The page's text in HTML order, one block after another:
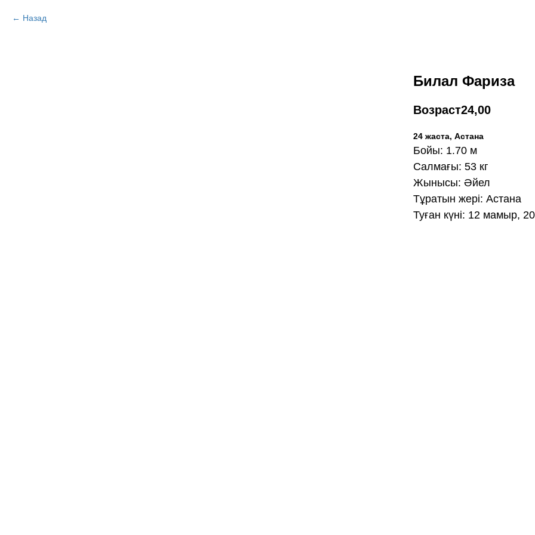
Назад
Билал Фариза
Возраст24,00
24 жаста, Астана
Бойы: 1.70 м
Салмағы: 53 кг
Жынысы: Әйел
Тұратын жері: Астана
Туған күні: 12 мамыр,